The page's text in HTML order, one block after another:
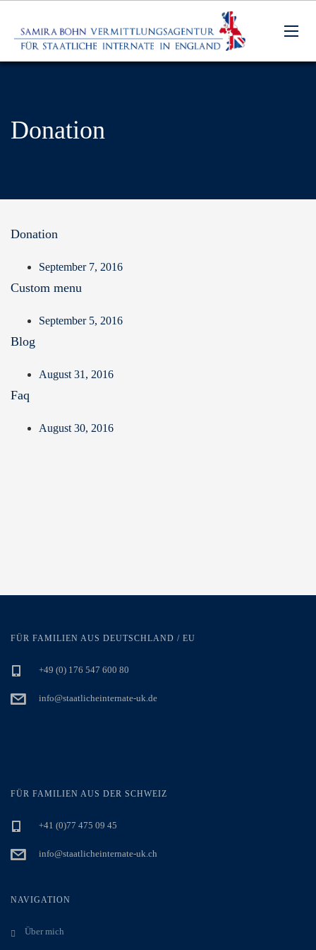
Donation
Donation
September 7, 2016
Custom menu
September 5, 2016
Blog
August 31, 2016
Faq
August 30, 2016
FÜR FAMILIEN AUS DEUTSCHLAND / EU
+49 (0) 176 547 600 80
info@staatlicheinternate-uk.de
FÜR FAMILIEN AUS DER SCHWEIZ
+41 (0)77 475 09 45
info@staatlicheinternate-uk.ch
NAVIGATION
Über mich